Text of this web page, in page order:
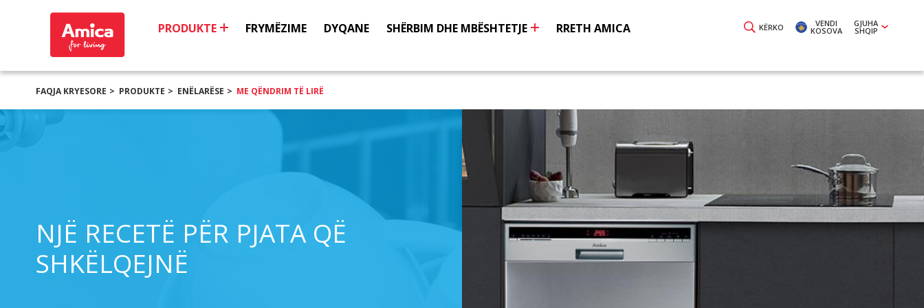
KËRKO VENDI
KOSOVA
GJUHA
SHQIP
PRODUKTE FRYMËZIME DYQANE SHËRBIM DHE MBËSHTETJE RRETH AMICA
FAQJA KRYESORE PRODUKTE ENËLARËSE ME QËNDRIM TË LIRË
NJË RECETË PËR PJATA QË
SHKËLQEJNË